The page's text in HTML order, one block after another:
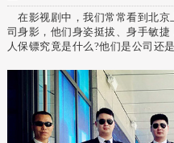
在影视剧中，我们常常看到北京
司身影，他们身姿挺拔、身手敏
人保镖究竟是什么?他们是公司还